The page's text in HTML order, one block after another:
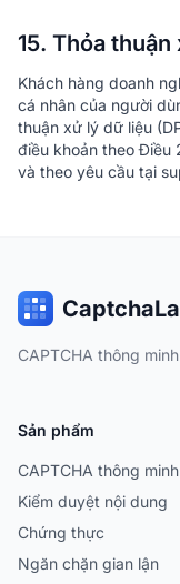
15. Thỏa
Khách hàng doanh
cá nhân của người
thuận xử lý dữ liệu
điều khoản theo Điều
và theo yêu cầu tại
CaptchaLa
CAPTCHA thông
Sản phẩm
CAPTCHA thông minh
Kiểm duyệt nội dung
Chứng thực
Ngăn chặn gian lận